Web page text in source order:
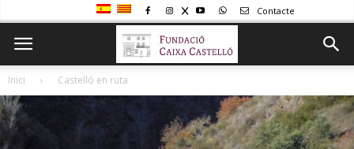
Contacte
Inici Castelló en ruta